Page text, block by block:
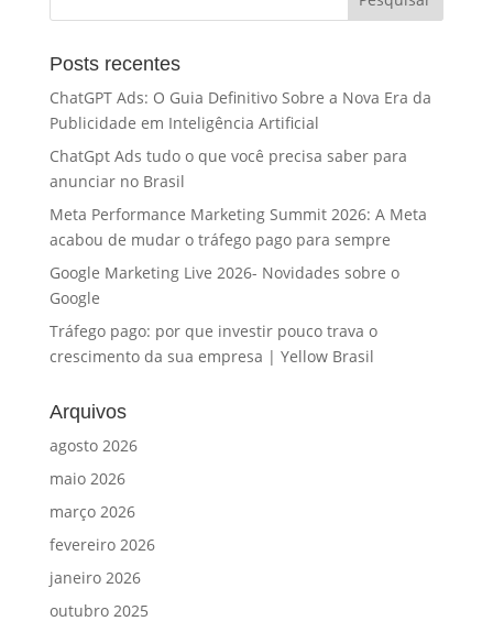
Posts recentes
ChatGPT Ads: O Guia Definitivo Sobre a Nova Era da
Publicidade em Inteligência Artificial
ChatGpt Ads tudo o que você precisa saber para
anunciar no Brasil
Meta Performance Marketing Summit 2026: A Meta
acabou de mudar o tráfego pago para sempre
Google Marketing Live 2026- Novidades sobre o
Google
Tráfego pago: por que investir pouco trava o
crescimento da sua empresa | Yellow Brasil
Arquivos
agosto 2026
maio 2026
março 2026
fevereiro 2026
janeiro 2026
outubro 2025